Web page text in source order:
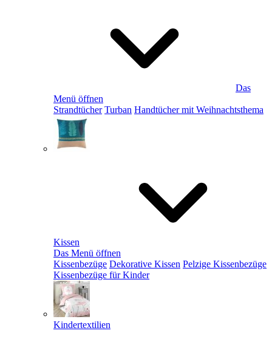
Das
Menü öffnen
Strandtücher Turban Handtücher mit Weihnachtsthema
Kissen
Das Menü öffnen
Kissenbezüge Dekorative Kissen Pelzige Kissenbezüge
Kissenbezüge für Kinder
Kindertextilien